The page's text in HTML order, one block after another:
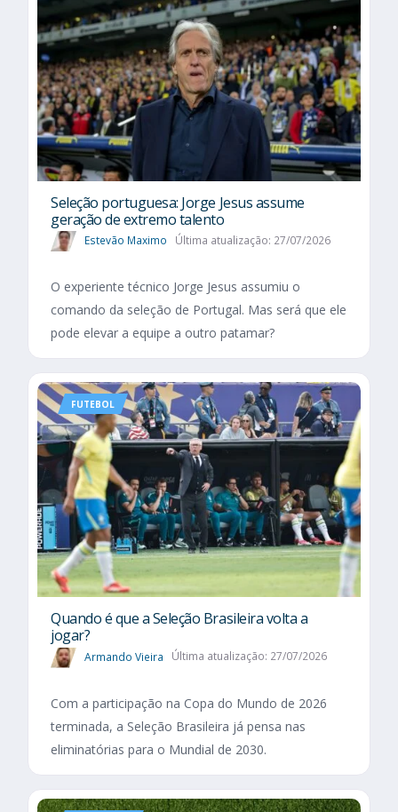
Seleção portuguesa: Jorge Jesus assume
geração de extremo talento
Estevão Maximo Última atualização: 27/07/2026
O experiente técnico Jorge Jesus assumiu o
comando da seleção de Portugal. Mas será que ele
pode elevar a equipe a outro patamar?
FUTEBOL
Quando é que a Seleção Brasileira volta a
jogar?
Armando Vieira Última atualização: 27/07/2026
Com a participação na Copa do Mundo de 2026
terminada, a Seleção Brasileira já pensa nas
eliminatórias para o Mundial de 2030.